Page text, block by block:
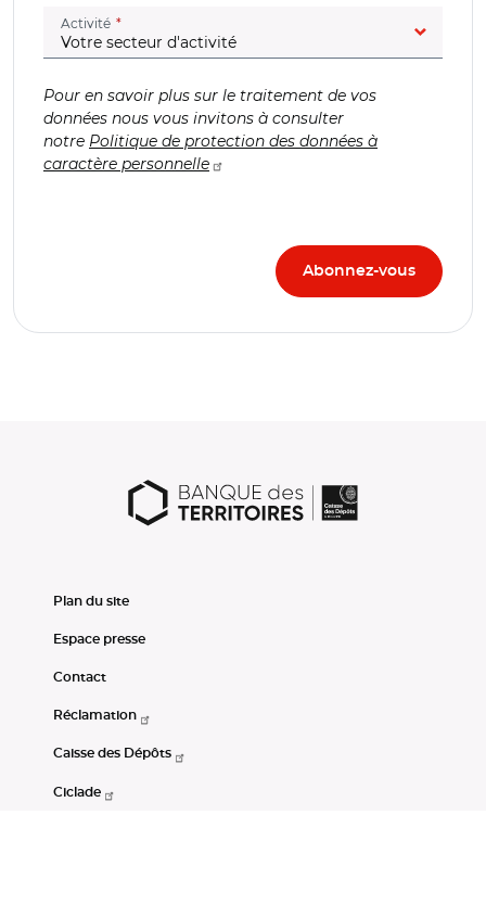
Activité (champ obligatoire)
Pour en savoir plus sur le traitement de vos
données nous vous invitons à consulter
notre Politique de protection des données à
caractère personnelle
Plan du site
Espace presse
Contact
Réclamation
Caisse des Dépôts
Ciclade